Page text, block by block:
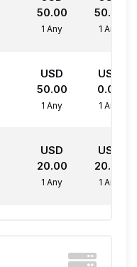
50.00
1 Any
50.00
1 Any
USD
50.00
1 Any
USD
0.00
1 Any
USD
20.00
1 Any
USD
20.00
1 Any